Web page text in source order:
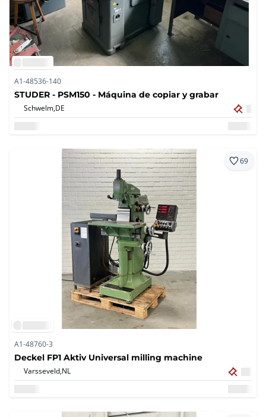
A1-48536-140
STUDER - PSM150 - Máquina de copiar y grabar
Schwelm,DE
69
A1-48760-3
Deckel FP1 Aktiv Universal milling machine
Varsseveld,NL